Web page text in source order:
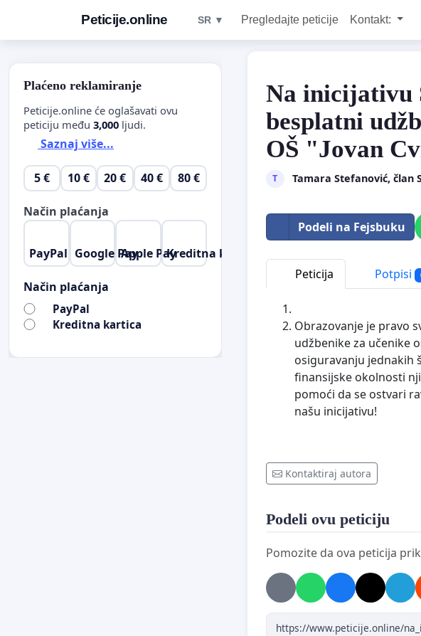
Peticije.online SR ▼ Pregledajte peticije Kontakt:
Na inicijativu
besplatni
OŠ "Jovan
T Tamara Stefanović, član
Podeli na Fejsbuku
Peticija Potpisi
Obrazovanje je pravo
udžbenike za učenike
osiguravanju jednakih
finansijske okolnosti
pomoći da se ostvari
našu inicijativu!
Kontaktiraj autora
Podeli ovu peticiju
Pomozite da ova peticija
Plaćeno reklamiranje
Peticije.online će oglašavati ovu
peticiju među 3,000 ljudi.
Saznaj više...
5 € 10 € 20 € 40 € 80 €
Način plaćanja
PayPal Google PayApple PayKreditna kartica
Način plaćanja
PayPal
Kreditna kartica